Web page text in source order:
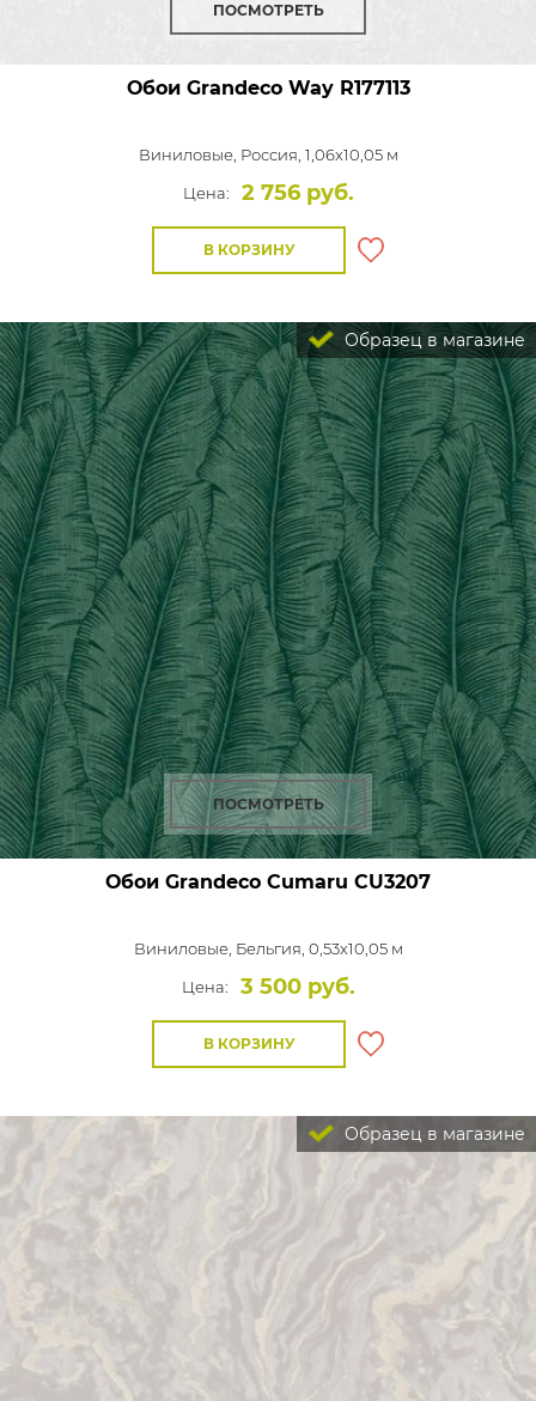
ПОСМОТРЕТЬ
Обои Grandeco WayR177113
Виниловые, Россия, 1,06x10,05 м
Цена:
2 756 руб.
В КОРЗИНУ
Образец в магазине
ПОСМОТРЕТЬ
Обои Grandeco Cumaru CU3207
Виниловые, Бельгия, 0,53x10,05 м
Цена:
3 500 руб.
В КОРЗИНУ
Образец в магазине